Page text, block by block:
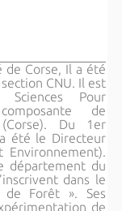
de Corse, Il a été
CNU. Il est
Pour
de
Du 1er
été le Directeur
Environnement).
département du
dans le
Forêt ». Ses
de